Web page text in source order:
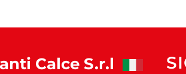
Calce S.r.l